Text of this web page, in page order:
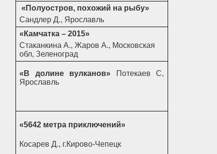
«Полуостров, похожий на рыбу»
Сандлер Д., Ярославль
«Камчатка – 2015»
Стаканкина А., Жаров А., Московская
обл, Зеленоград
«В долине вулканов» Потекаев С,
Ярославль
«5642 метра приключений»
Косарев Д., г.Кирово-Чепецк